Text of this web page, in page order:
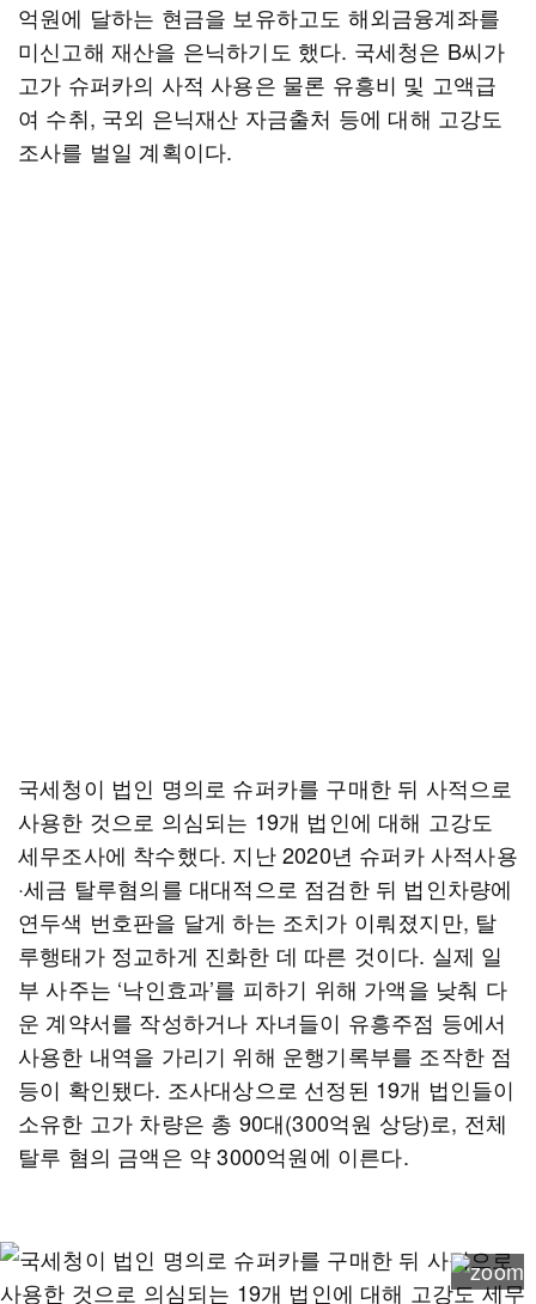
억원에 달하는 현금을 보유하고도 해외금융계좌를
미신고해 재산을 은닉하기도 했다. 국세청은 B씨가
고가 슈퍼카의 사적 사용은 물론 유흥비 및 고액급
여 수취, 국외 은닉재산 자금출처 등에 대해 고강도
조사를 벌일 계획이다.
국세청이 법인 명의로 슈퍼카를 구매한 뒤 사적으로
사용한 것으로 의심되는 19개 법인에 대해 고강도
세무조사에 착수했다. 지난 2020년 슈퍼카 사적사용
·세금 탈루혐의를 대대적으로 점검한 뒤 법인차량에
연두색 번호판을 달게 하는 조치가 이뤄졌지만, 탈
루행태가 정교하게 진화한 데 따른 것이다. 실제 일
부 사주는 ‘낙인효과’를 피하기 위해 가액을 낮춰 다
운 계약서를 작성하거나 자녀들이 유흥주점 등에서
사용한 내역을 가리기 위해 운행기록부를 조작한 점
등이 확인됐다. 조사대상으로 선정된 19개 법인들이
소유한 고가 차량은 총 90대(300억원 상당)로, 전체
탈루 혐의 금액은 약 3000억원에 이른다.